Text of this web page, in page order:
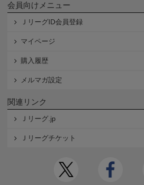
会員向けメニュー
ＪリーグID会員登録
マイページ
購入履歴
メルマガ設定
関連リンク
Ｊリーグ.jp
Ｊリーグチケット